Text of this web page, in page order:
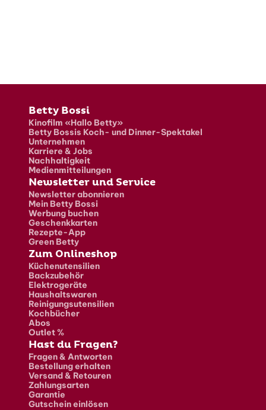
Fusszeile
Betty Bossi
Kinofilm «Hallo Betty»
Betty Bossis Koch- und Dinner-Spektakel
Unternehmen
Karriere & Jobs
Nachhaltigkeit
Medienmitteilungen
Newsletter und Service
Newsletter abonnieren
Mein Betty Bossi
Werbung buchen
Geschenkkarten
Rezepte-App
Green Betty
Zum Onlineshop
Küchenutensilien
Backzubehör
Elektrogeräte
Haushaltswaren
Reinigungsutensilien
Kochbücher
Abos
Outlet %
Hast du Fragen?
Fragen & Antworten
Bestellung erhalten
Versand & Retouren
Zahlungsarten
Garantie
Gutschein einlösen